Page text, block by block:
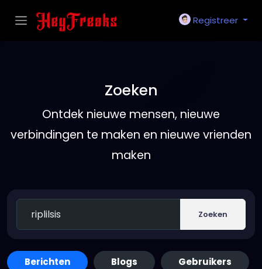
Registreer
Zoeken
Ontdek nieuwe mensen, nieuwe
verbindingen te maken en nieuwe vrienden
maken
Zoeken
Berichten Blogs Gebruikers